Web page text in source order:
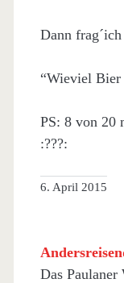
Dann
“Wieviel Bier
PS: 8 von 20
:???:
6. April 2015
Das Paulaner